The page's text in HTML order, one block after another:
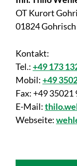
OT Kurort
01824 Gohrisch
Kontakt:
Tel.:+49 173
Mobil:+49
Fax:+49 35021
E-Mail:
Webseite: